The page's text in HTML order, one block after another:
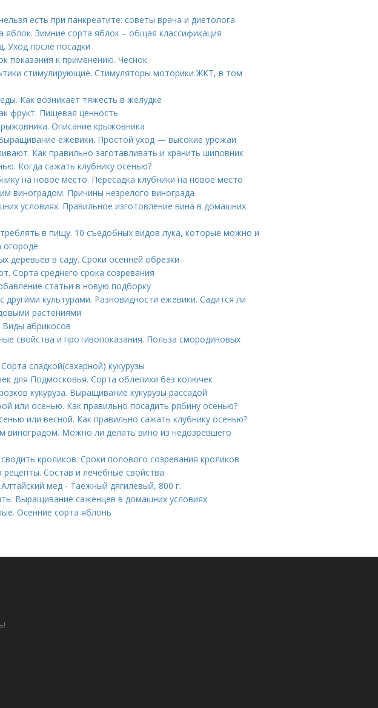
есть при панкреатите: советы врача и диетолога
яблок. Зимние сорта яблок – общая классификация
Уход после посадки
показания к применению. Чеснок
стимулирующие. Стимуляторы моторики ЖКТ, в том
Как возникает тяжесть в желудке
фрукт. Пищевая ценность
Описание крыжовника
ежевики. Простой уход — высокие урожаи
Как правильно заготавливать и хранить шиповник
Когда сажать клубнику осенью?
на новое место. Пересадка клубники на новое место
виноградом. Причины незрелого винограда
условиях. Правильное изготовление вина в домашних
в пищу. 10 съедобных видов лука, которые можно и
деревьев в саду. Сроки осенней обрезки
Сорта среднего срока созревания
статьи в новую подборку
культурами. Разновидности ежевики. Садится ли
растениями
Виды абрикосов
свойства и противопоказания. Польза смородиновых
сладкой(сахарной) кукурузы
для Подмосковья. Сорта облепихи без колючек
кукуруза. Выращивание кукурузы рассадой
или осенью. Как правильно посадить рябину осенью?
или весной. Как правильно сажать клубнику осенью?
виноградом. Можно ли делать вино из недозревшего
кроликов. Сроки полового созревания кроликов
рецепты. Состав и лечебные свойства
мед - Таежный дягилевый, 800 г.
Выращивание саженцев в домашних условиях
Осенние сорта яблонь